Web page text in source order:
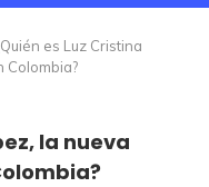
es Luz Cristina
Colombia?
la nueva